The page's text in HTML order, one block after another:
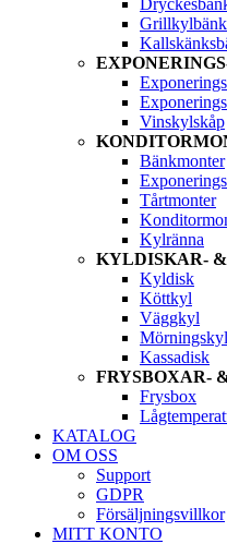
Grillkylbänk
Vinskylskåp
Bänkmonter
Tårtmonter
Kylränna
KYLDISKAR-
Kyldisk
Köttkyl
Väggkyl
Mörningskyl
Kassadisk
FRYSBOXAR-
Frysbox
KATALOG
OM OSS
Support
GDPR
Försäljningsvillkor
MITT KONTO